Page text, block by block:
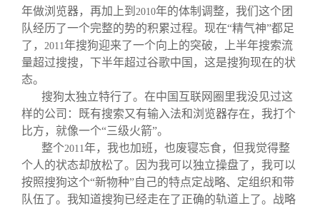
年做浏览器，再加上到 2010年的体制调整，我们这个团
队经历了一个完整的势的积累过程。现在“精气神”都足
了， 2011年搜狗迎来了一个向上的突破，上半年搜索流
量超过搜搜，下半年超过谷歌中国，这是搜狗现在的状
态。
搜狗太独立特行了。在中国互联网圈里我没见过这
样的公司：既有搜索又有输入法和浏览器存在，我打个
比方，就像一个“三级火箭”。
整个2011年，我也加班，也废寝忘食，但我觉得整
个人的状态却放松了。因为我可以独立操盘了，我可以
按照搜狗这个“新物种”自己的特点定战略、定组织和带
队伍了。我知道搜狗已经走在了正确的轨道上了。战略